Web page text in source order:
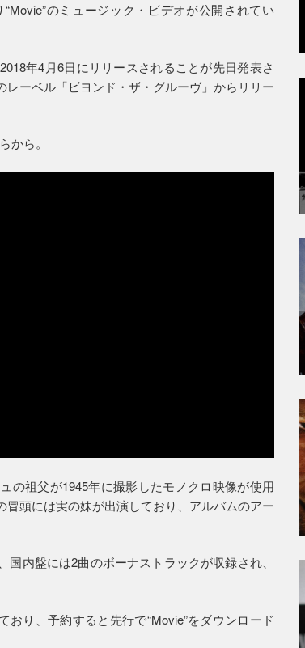
のミュージック・ビデオが公開されてい
年4月6日にリリースされることが先日発表さ
ーベル「ビヨンド・ザ・グルーヴ」からリリー
から。
の祖父が1945年に撮影したモノクロ映像が使用
頭には実の妹が出演しており、アルバムのアー
内盤には2曲のボーナストラックが収録され、
り、予約すると先行で“Movie”をダウンロード